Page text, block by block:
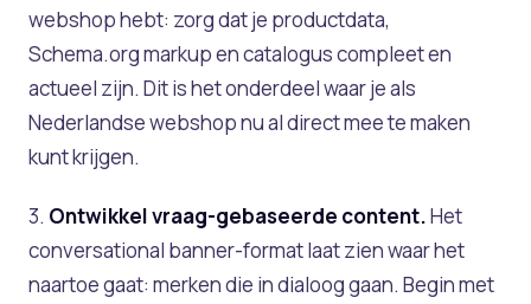
webshop hebt: zorg dat je productdata,
Schema.org markup en catalogus compleet en
actueel zijn. Dit is het onderdeel waar je als
Nederlandse webshop nu al direct mee te maken
kunt krijgen.
3. Ontwikkel vraag-gebaseerde content.Het
conversational banner-format laat zien waar het
naartoe gaat: merken die in dialoog gaan. Begin met